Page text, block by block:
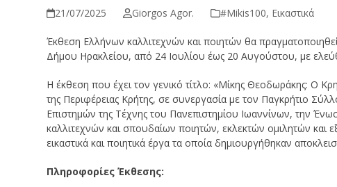
21/07/2025 Giorgos Agor. #Μikis100, Εικαστικά
Έκθεση Ελλήνων καλλιτεχνών και ποιητών θα
Δήμου Ηρακλείου, από 24 Ιουλίου έως 20 Αυγούστου, με
Η έκθεση που έχει τον γενικό τίτλο: «Mίκης Θεοδωράκης: Ο
της Περιφέρειας Κρήτης, σε συνεργασία με τον Παγκρήτιο
Επιστημών της Τέχνης του Πανεπιστημίου Ιωαννίνων, την
καλλιτεχνών και σπουδαίων ποιητών, εκλεκτών ομιλητών και
εικαστικά και ποιητικά έργα τα οποία δημιουργήθηκαν
Πληροφορίες Έκθεσης: